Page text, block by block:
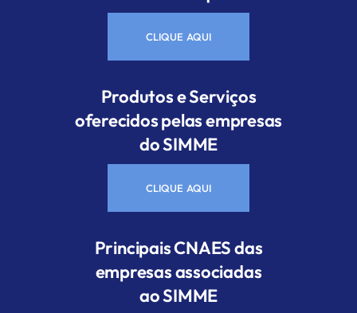
CLIQUE AQUI
Produtos e Serviços
oferecidos pelas empresas
do SIMME
CLIQUE AQUI
Principais CNAES das
empresas associadas
ao SIMME